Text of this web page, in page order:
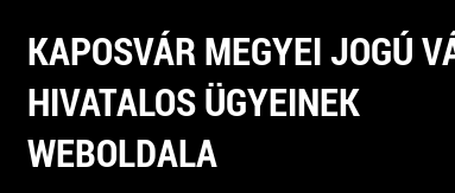
KAPOSVÁR MEGYEI JOGÚ
HIVATALOS ÜGYEINEK
WEBOLDALA